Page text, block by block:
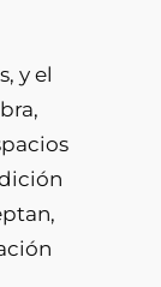
y el